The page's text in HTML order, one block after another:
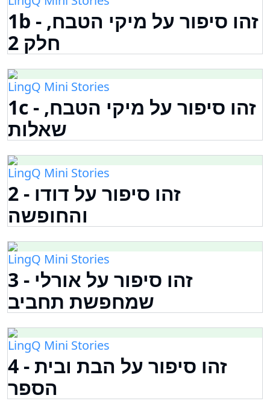
1b - זהו סיפור על מיקי הטבח,
חלק 2
LingQ Mini Stories
1c - זהו סיפור על מיקי הטבח,
שאלות
LingQ Mini Stories
2 - זהו סיפור על דודו
והחופשה
LingQ Mini Stories
3 - זהו סיפור על אורלי
שמחפשת תחביב
LingQ Mini Stories
4 - זהו סיפור על הבת ובית
הספר